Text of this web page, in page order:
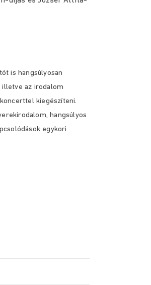
is hangsúlyosan
illetve az irodalom
kiegészíteni.
hangsúlyos
egykori